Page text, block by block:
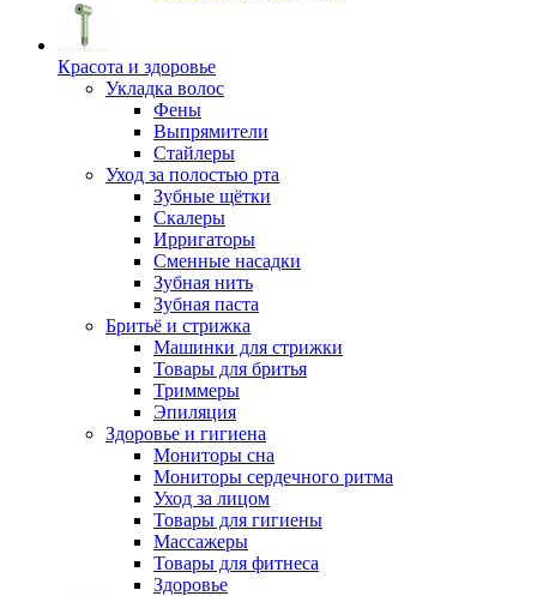
Красота и здоровье
Укладка волос
Фены
Выпрямители
Стайлеры
Уход за полостью рта
Зубные щётки
Скалеры
Ирригаторы
Сменные насадки
Зубная нить
Зубная паста
Бритьё и стрижка
Машинки для стрижки
Товары для бритья
Триммеры
Эпиляция
Здоровье и гигиена
Мониторы сна
Мониторы сердечного ритма
Уход за лицом
Товары для гигиены
Массажеры
Товары для фитнеса
Здоровье